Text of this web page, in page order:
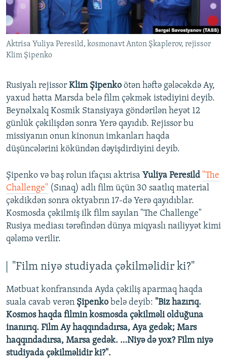
İNFOQRAFIKA
KARIKATURA
AZƏRBAYCAN ƏDƏBIYYATI KITABXANASI
İSLAM VƏ DEMOKRATIYA
İZ - MƏDƏNIYYƏT PROQRAMI
MISSIYAMIZ
PEŞƏ ETIKASI VƏ JURNALISTIKA STANDARTLARIMIZ
MATERIALLARIMIZDAN ISTIFADƏ
BIZIMLƏ ƏLAQƏ
XƏBƏR BÜLLETENLƏRIMIZ
BIZI IZLƏ
Aktrisa Yuliya Peresild, kosmonavt Anton Şkaplerov, rejissor
Klim Şipenko
Rusiyalı rejissor Klim Şipenko ötən həftə gələcəkdə Ay,
yaxud hətta Marsda belə film çəkmək istədiyini deyib.
Beynəlxalq Kosmik Stansiyaya göndərilən heyət 12
günlük çəkilişdən sonra Yerə qayıdıb. Rejissor bu
missiyanın onun kinonun imkanları haqda
düşüncələrini kökündən dəyişdirdiyini deyib.
Şipenko və baş rolun ifaçısı aktrisa Yuliya Peresild "The
Challenge" (Sınaq) adlı film üçün 30 saatlıq material
çəkdikdən sonra oktyabrın 17-də Yerə qayıdıblar.
Kosmosda çəkilmiş ilk film sayılan "The Challenge"
Rusiya mediası tərəfindən dünya miqyaslı nailiyyət kimi
qələmə verilir.
"Film niyə studiyada çəkilməlidir ki?"
Mətbuat konfransında Ayda çəkiliş aparmaq haqda
suala cavab verən Şipenko belə deyib: "Biz hazırıq.
Kosmos haqda filmin kosmosda çəkilməli olduğuna
inanırıq. Film Ay haqqındadırsa, Aya gedək; Mars
haqqındadırsa, Marsa gedək. …Niyə də yox? Film niyə
studiyada çəkilməlidir ki?".